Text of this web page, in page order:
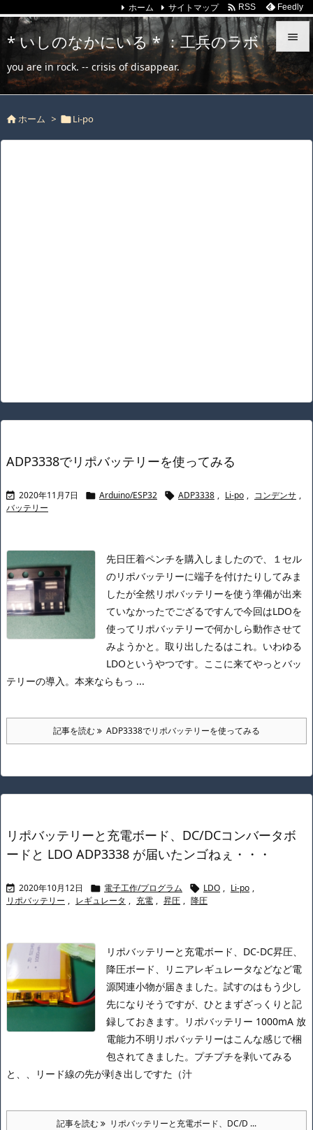
* いしのなかにいる * ：工兵のラボ
you are in rock. -- crisis of disappear.


メニュ

ホーム サイトマップ  RSS Feedly
ホーム > Li-po
ADP3338でリポバッテリーを使ってみる
 2020年11月7日  Arduino/ESP32  ADP3338 , Li-po , コンデンサ ,
バッテリー
先日圧着ペンチを購入しましたので、１セル
のリポバッテリーに端子を付けたりしてみま
したが全然リポバッテリーを使う準備が出来
ていなかったでござるですんで今回はLDOを
使ってリポバッテリーで何かしら動作させて
みようかと。 取り出したるはこれ。 いわゆる
LDOというやつです。 ここに来てやっとバッ
テリーの導入。 本来ならもっ ...
記事を読む ADP3338でリポバッテリーを使ってみる
リポバッテリーと充電ボード、DC/DCコンバータボ
ードと LDO ADP3338 が届いたンゴねぇ・・・
 2020年10月12日  電子工作/プログラム  LDO , Li-po ,
リポバッテリー , レギュレータ , 充電 , 昇圧 , 降圧
リポバッテリーと充電ボード、DC-DC昇圧、
降圧ボード、リニアレギュレータなどなど電
源関連小物が届きました。 試すのはもう少し
先になりそうですが、ひとまずざっくりと記
録しておきます。
リポバッテリー 1000mA 放
電能力不明 リポバッテリーはこんな感じで梱
包されてきました。 プチプチを剥いてみる
と、、
リード線の先が剥き出しですた（汁
記事を読む リポバッテリーと充電ボード、DC/D ...